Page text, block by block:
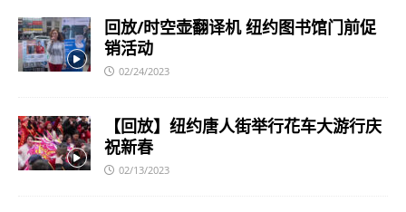
回放/时空壶翻译机 纽约图书馆门前促
销活动
02/24/2023
【回放】纽约唐人街举行花车大游行庆
祝新春
02/13/2023